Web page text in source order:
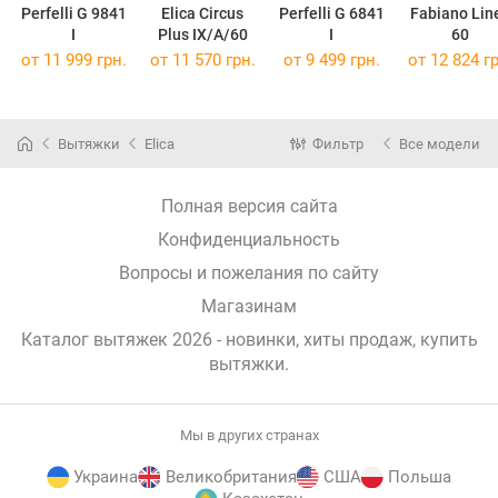
Perfelli G 9841
I
Elica Circus
Plus IX/A/60
Perfelli G 6841
I
Fabiano
60
от 11 999 грн. от 11 570 грн. от 9 499 грн. от 12 824
Вытяжки Elica Фильтр Все модели
Полная версия сайта
Конфиденциальность
Вопросы и пожелания по сайту
Магазинам
Каталог вытяжек 2026 - новинки, хиты продаж, купить
вытяжки.
Мы в других странах
Украина Великобритания США
Польша